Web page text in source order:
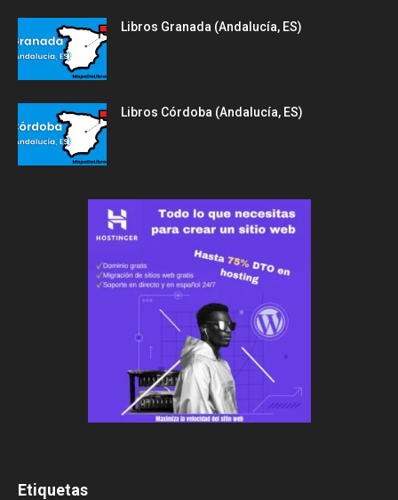
Libros Granada (Andalucía, ES)
Libros Córdoba (Andalucía, ES)
Etiquetas